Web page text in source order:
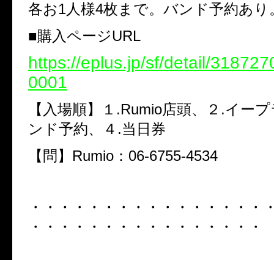
各お1人様4枚まで。バンド予約あり
■購入ページURL
https://eplus.jp/sf/detail/
0001
【入場順】１.Rumio店頭、２.イー
ンド予約、４.当日券
【問】Rumio：06-6755-4534
・・・・・・・・・・・・・・・・
・・・・・・・・・・・・・・・・